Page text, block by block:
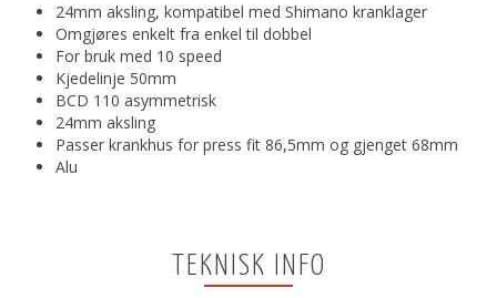
24mm aksling, kompatibel med Shimano kranklager
Omgjøres enkelt fra enkel til dobbel
For bruk med 10 speed
Kjedelinje 50mm
BCD 110 asymmetrisk
24mm aksling
Passer krankhus for press fit 86,5mm og gjenget 68mm
Alu
TEKNISK INFO